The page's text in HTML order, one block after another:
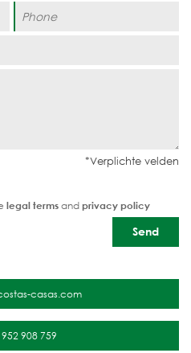
legal termsandprivacy policy
casas.com
908 759